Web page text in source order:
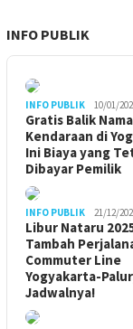
INFO PUBLIK
INFO PUBLIK 10/01/
Gratis Balik Nama
Kendaraan di
Ini Biaya yang
Dibayar Pemilik
INFO PUBLIK 21/12/
Libur Nataru
Tambah
Commuter Line
Yogyakarta-
Jadwalnya!